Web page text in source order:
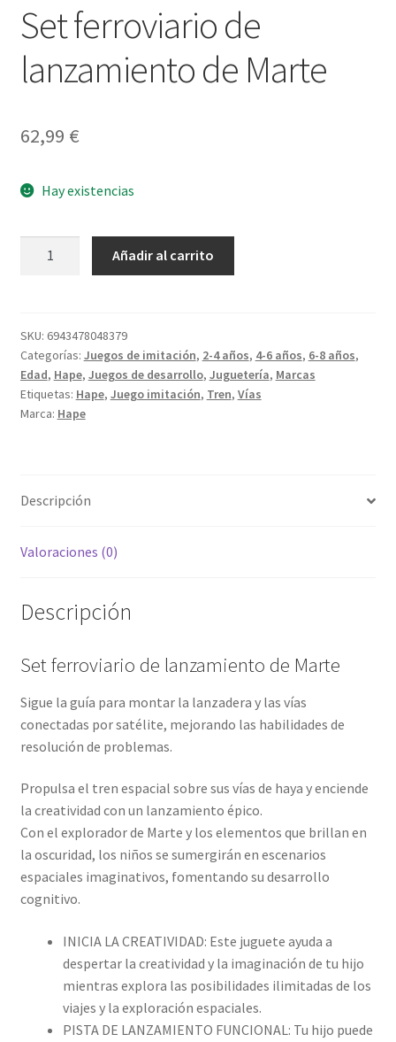
Set ferroviario de
lanzamiento de Marte
62,99 €
Hay existencias
de
Marte
cantidad
Añadir al carrito
SKU: 6943478048379
Categorías: Juegos de imitación, 2-4 años, 4-6 años, 6-8 años,
Edad, Hape, Juegos de desarrollo, Juguetería, Marcas
Etiquetas: Hape, Juego imitación, Tren, Vías
Marca: Hape
Descripción
Valoraciones (0)
Descripción
Set ferroviario de lanzamiento de Marte
Sigue la guía para montar la lanzadera y las vías
conectadas por satélite, mejorando las habilidades de
resolución de problemas.
Propulsa el tren espacial sobre sus vías de haya y enciende
la creatividad con un lanzamiento épico.
Con el explorador de Marte y los elementos que brillan en
la oscuridad, los niños se sumergirán en escenarios
espaciales imaginativos, fomentando su desarrollo
cognitivo.
INICIA LA CREATIVIDAD: Este juguete ayuda a
despertar la creatividad y la imaginación de tu hijo
mientras explora las posibilidades ilimitadas de los
viajes y la exploración espaciales.
PISTA DE LANZAMIENTO FUNCIONAL: Tu hijo puede